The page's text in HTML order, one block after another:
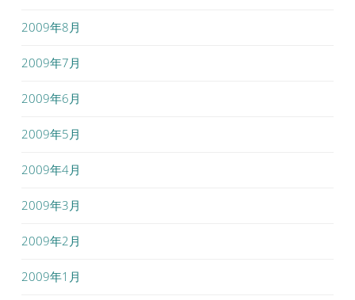
2009年8月
2009年7月
2009年6月
2009年5月
2009年4月
2009年3月
2009年2月
2009年1月